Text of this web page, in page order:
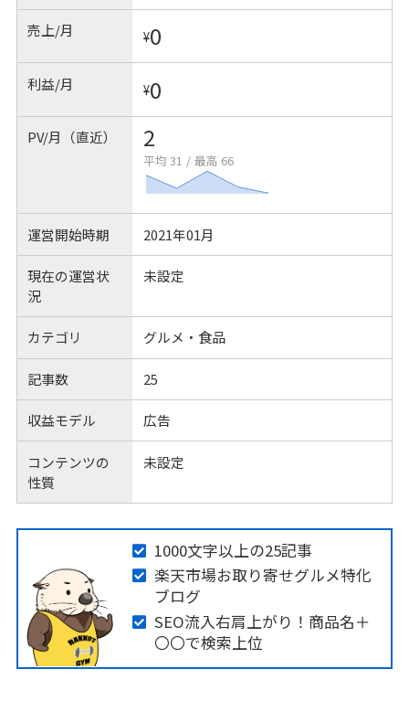
売上/月 ¥0
利益/月 ¥0
PV/月（直近） 2
平均 31 / 最高 66
運営開始時期 2021年01月
現在の運営状
況
未設定
カテゴリ グルメ・食品
記事数 25
収益モデル 広告
コンテンツの
性質
未設定
1000文字以上の25記事
楽天市場お取り寄せグルメ特化
ブログ
SEO流入右肩上がり！商品名＋
〇〇で検索上位